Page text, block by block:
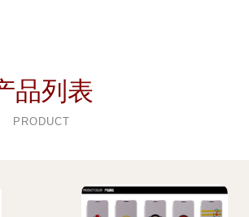
品列表
PRODUCT